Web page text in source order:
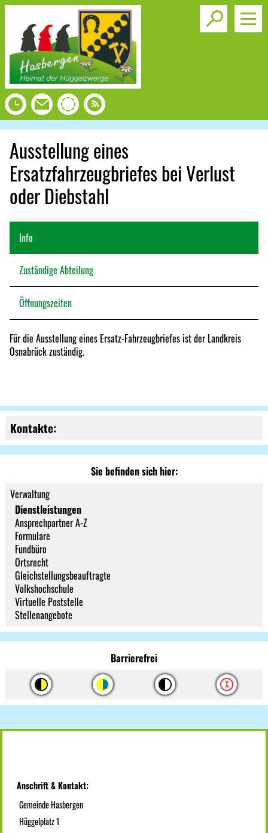
Toggle
Ausstellung eines
Ersatzfahrzeugbriefes bei Verlust
oder Diebstahl
Info
Zuständige Abteilung
Öffnungszeiten
Für die Ausstellung eines Ersatz-Fahrzeugbriefes ist der Landkreis
Osnabrück zuständig.
Kontakte:
Sie befinden sich hier:
Verwaltung
Dienstleistungen
Ansprechpartner A-Z
Formulare
Fundbüro
Ortsrecht
Gleichstellungsbeauftragte
Volkshochschule
Virtuelle Poststelle
Stellenangebote
Barrierefrei
Anschrift & Kontakt:
Gemeinde Hasbergen
Hüggelplatz 1